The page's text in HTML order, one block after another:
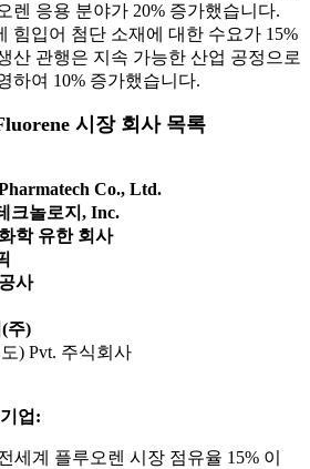
렌 응용 분야가 20% 증가했습니다.
힘입어 첨단 소재에 대한 수요가 15%
산 관행은 지속 가능한 산업 공정으로
하여 10% 증가했습니다.
시장 회사 목록
Co., Ltd.
크놀로지, Inc.
학 유한 회사
사
주)
) Pvt. 주식회사
업:
세계 플루오렌 시장 점유율 15% 이